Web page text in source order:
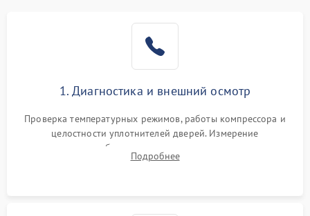
1. Диагностика и внешний осмотр
Проверка температурных режимов, работы компрессора и
целостности уплотнителей дверей. Измерение
сопротивления обмоток мотора, проверка термостата и
считывание кодов ошибок с электронного дисплея.
Подробнее